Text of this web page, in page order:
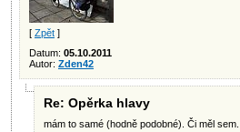
[ Zpět ]
Datum: 05.10.2011
Autor: Zden42
Re: Opěrka hlavy
mám to samé (hodně podobné). Či měl